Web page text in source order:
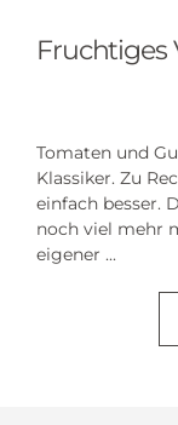
Fruchtiges
Tomaten und
Klassiker. Zu
einfach besser.
noch viel mehr
eigener ...